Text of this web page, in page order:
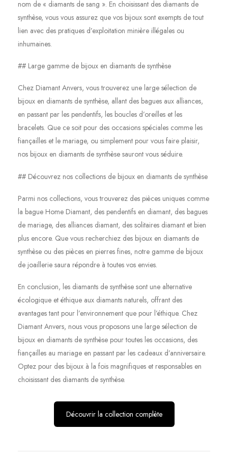
nom de « diamants de sang ». En choisissant des diamants de
synthèse, vous vous assurez que vos bijoux sont exempts de tout
lien avec des pratiques d’exploitation minière illégales ou
inhumaines.
## Large gamme de bijoux en diamants de synthèse
Chez Diamant Anvers, vous trouverez une large sélection de
bijoux en diamants de synthèse, allant des bagues aux alliances,
en passant par les pendentifs, les boucles d’oreilles et les
bracelets. Que ce soit pour des occasions spéciales comme les
fiançailles et le mariage, ou simplement pour vous faire plaisir,
nos bijoux en diamants de synthèse sauront vous séduire.
## Découvrez nos collections de bijoux en diamants de synthèse
Parmi nos collections, vous trouverez des pièces uniques comme
la bague Home Diamant, des pendentifs en diamant, des bagues
de mariage, des alliances diamant, des solitaires diamant et bien
plus encore. Que vous recherchiez des bijoux en diamants de
synthèse ou des pièces en pierres fines, notre gamme de bijoux
de joaillerie saura répondre à toutes vos envies.
En conclusion, les diamants de synthèse sont une alternative
écologique et éthique aux diamants naturels, offrant des
avantages tant pour l’environnement que pour l’éthique. Chez
Diamant Anvers, nous vous proposons une large sélection de
bijoux en diamants de synthèse pour toutes les occasions, des
fiançailles au mariage en passant par les cadeaux d’anniversaire.
Optez pour des bijoux à la fois magnifiques et responsables en
choisissant des diamants de synthèse.
Découvrir la collection complète